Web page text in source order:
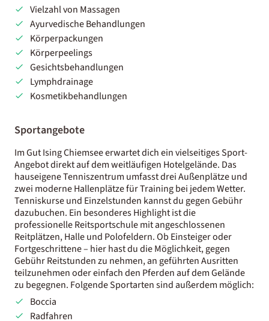
Vielzahl von Massagen
Ayurvedische Behandlungen
Körperpackungen
Körperpeelings
Gesichtsbehandlungen
Lymphdrainage
Kosmetikbehandlungen
Sportangebote
Im Gut Ising Chiemsee erwartet dich ein vielseitiges Sport-
Angebot direkt auf dem weitläufigen Hotelgelände. Das
hauseigene Tenniszentrum umfasst drei Außenplätze und
zwei moderne Hallenplätze für Training bei jedem Wetter.
Tenniskurse und Einzelstunden kannst du gegen Gebühr
dazubuchen. Ein besonderes Highlight ist die
professionelle Reitsportschule mit angeschlossenen
Reitplätzen, Halle und Polofeldern. Ob Einsteiger oder
Fortgeschrittene – hier hast du die Möglichkeit, gegen
Gebühr Reitstunden zu nehmen, an geführten Ausritten
teilzunehmen oder einfach den Pferden auf dem Gelände
zu begegnen. Folgende Sportarten sind außerdem möglich:
Boccia
Radfahren